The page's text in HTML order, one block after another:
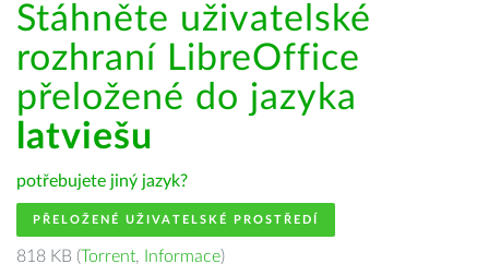
Stáhněte uživatelské
rozhraní LibreOffice
přeložené do jazyka
latviešu
potřebujete jiný jazyk?
PŘELOŽENÉ UŽIVATELSKÉ PROSTŘEDÍ
818 KB (Torrent, Informace)